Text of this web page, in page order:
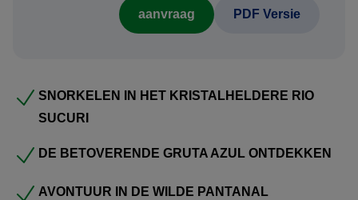
Foz do Iguaçu, aan zowel Braziliaanse
als Argentijnse zijde. Hier beleven jullie natuur op grootse
Rio de Janeiro
stad, kust en groene natuur. Denk aan uitzichtpunten,
stad laten zien. Tot slot brengtParatyeen sfeervolle
aanvraag PDF Versie
SNORKELEN IN HET KRISTALHELDERE RIO
SUCURI
DE BETOVERENDE GRUTA AZUL ONTDEKKEN
AVONTUUR IN DE WILDE PANTANAL